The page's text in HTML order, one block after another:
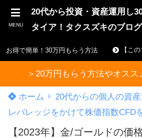
MENU
20代から投資・資産運用し
タイア！タクスズキのブログ
お得で簡単！30万円もらう方法 【こ
＞20万円もらう方法やオスス
ホーム
20代からの個人の資産
レバレッジをかけて株価指数CFD
【2023年】金/ゴールドの価